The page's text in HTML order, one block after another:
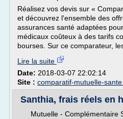
Réalisez vos devis sur «
et découvrez l'ensemble des
assurances santé adaptées
médicaux coûteux à des tarifs
bourses. Sur ce comparateur,
Lire la suite
Date: 2018-03-07 22:02:14
Site : comparatif-mutuelle-
Santhia, frais réels en
Mutuelle - Complémentaire